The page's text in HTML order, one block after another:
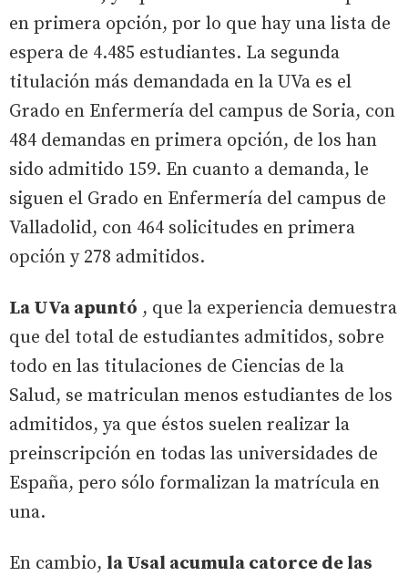
en primera opción, por lo que hay una lista de
espera de 4.485 estudiantes. La segunda
titulación más demandada en la UVa es el
Grado en Enfermería del campus de Soria, con
484 demandas en primera opción, de los han
sido admitido 159. En cuanto a demanda, le
siguen el Grado en Enfermería del campus de
Valladolid, con 464 solicitudes en primera
opción y 278 admitidos.
La UVa apuntó , que la experiencia demuestra
que del total de estudiantes admitidos, sobre
todo en las titulaciones de Ciencias de la
Salud, se matriculan menos estudiantes de los
admitidos, ya que éstos suelen realizar la
preinscripción en todas las universidades de
España, pero sólo formalizan la matrícula en
una.
En cambio, la Usal acumula catorce de las